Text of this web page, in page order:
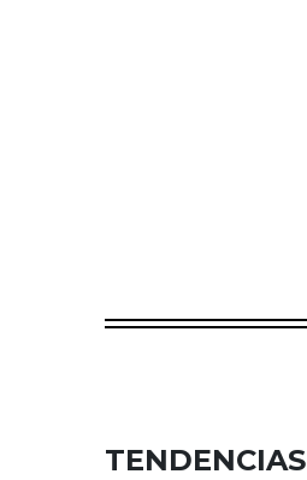
TENDENCIAS